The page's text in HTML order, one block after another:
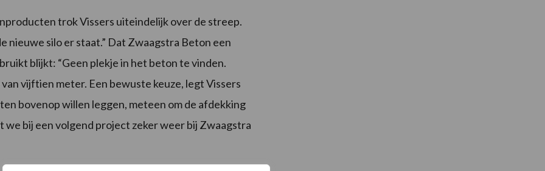
trok Vissers uiteindelijk over de streep.
nieuwe silo er staat.” Dat Zwaagstra Beton een
blijkt: “Geen plekje in het beton te vinden.
vijftien meter. Een bewuste keuze, legt Vissers
bovenop willen leggen, meteen om de afdekking
we bij een volgend project zeker weer bij Zwaagstra